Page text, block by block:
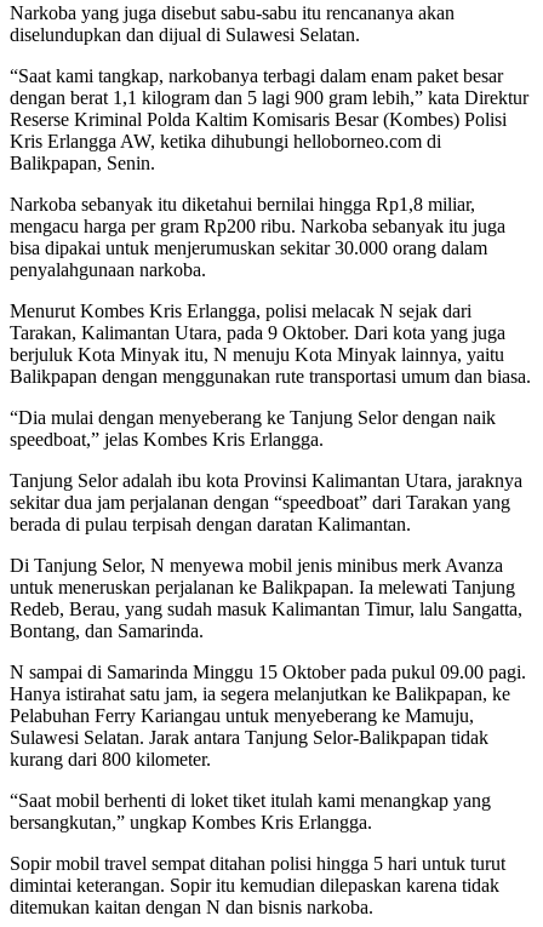
Narkoba yang juga disebut sabu-sabu itu rencananya akan
diselundupkan dan dijual di Sulawesi Selatan.
“Saat kami tangkap, narkobanya terbagi dalam enam paket besar
dengan berat 1,1 kilogram dan 5 lagi 900 gram lebih,” kata Direktur
Reserse Kriminal Polda Kaltim Komisaris Besar (Kombes) Polisi
Kris Erlangga AW, ketika dihubungi helloborneo.com di
Balikpapan, Senin.
Narkoba sebanyak itu diketahui bernilai hingga Rp1,8 miliar,
mengacu harga per gram Rp200 ribu. Narkoba sebanyak itu juga
bisa dipakai untuk menjerumuskan sekitar 30.000 orang dalam
penyalahgunaan narkoba.
Menurut Kombes Kris Erlangga, polisi melacak N sejak dari
Tarakan, Kalimantan Utara, pada 9 Oktober. Dari kota yang juga
berjuluk Kota Minyak itu, N menuju Kota Minyak lainnya, yaitu
Balikpapan dengan menggunakan rute transportasi umum dan biasa.
“Dia mulai dengan menyeberang ke Tanjung Selor dengan naik
speedboat,” jelas Kombes Kris Erlangga.
Tanjung Selor adalah ibu kota Provinsi Kalimantan Utara, jaraknya
sekitar dua jam perjalanan dengan “speedboat” dari Tarakan yang
berada di pulau terpisah dengan daratan Kalimantan.
Di Tanjung Selor, N menyewa mobil jenis minibus merk Avanza
untuk meneruskan perjalanan ke Balikpapan. Ia melewati Tanjung
Redeb, Berau, yang sudah masuk Kalimantan Timur, lalu Sangatta,
Bontang, dan Samarinda.
N sampai di Samarinda Minggu 15 Oktober pada pukul 09.00 pagi.
Hanya istirahat satu jam, ia segera melanjutkan ke Balikpapan, ke
Pelabuhan Ferry Kariangau untuk menyeberang ke Mamuju,
Sulawesi Selatan. Jarak antara Tanjung Selor-Balikpapan tidak
kurang dari 800 kilometer.
“Saat mobil berhenti di loket tiket itulah kami menangkap yang
bersangkutan,” ungkap Kombes Kris Erlangga.
Sopir mobil travel sempat ditahan polisi hingga 5 hari untuk turut
dimintai keterangan. Sopir itu kemudian dilepaskan karena tidak
ditemukan kaitan dengan N dan bisnis narkoba.